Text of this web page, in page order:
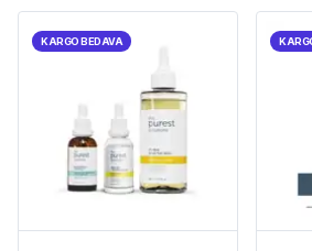
KARGO BEDAVA